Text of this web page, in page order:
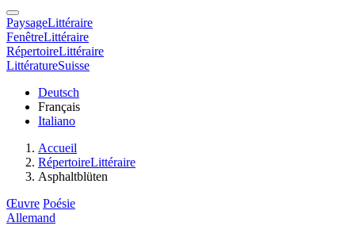
PaysageLittéraire
FenêtreLittéraire
RépertoireLittéraire
LittératureSuisse
Deutsch
Français
Italiano
Accueil
RépertoireLittéraire
Asphaltblüten
Œuvre Poésie
Allemand